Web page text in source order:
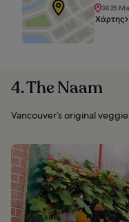
3825
Χάρτης
4. The Naam
Vancouver’s original